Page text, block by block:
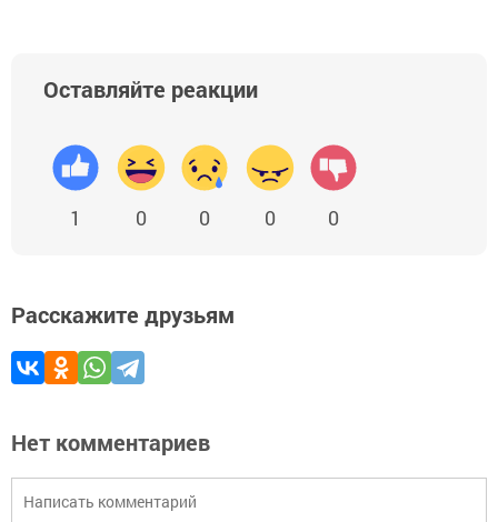
Оставляйте реакции
1 0 0 0 0
Расскажите друзьям
Нет комментариев